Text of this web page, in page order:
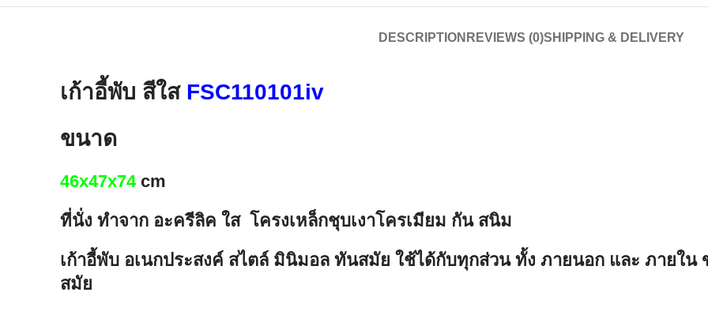
DESCRIPTION REVIEWS (0)SHIPPING & DELIVERY
เก้าอี้พับ สีใส FSC110101iv
ขนาด
46x47x74cm
ที่นั่ง ทำจาก อะครีลิค ใส โครงเหล็กชุบเงาโครเมียม กัน สนิม
เก้าอี้พับ อเนกประสงค์ สไตล์ มินิมอล ทันสมัย ใช้ได้กับทุกส่วน ทั้ง ภายนอก และ ภายใ
สมัย